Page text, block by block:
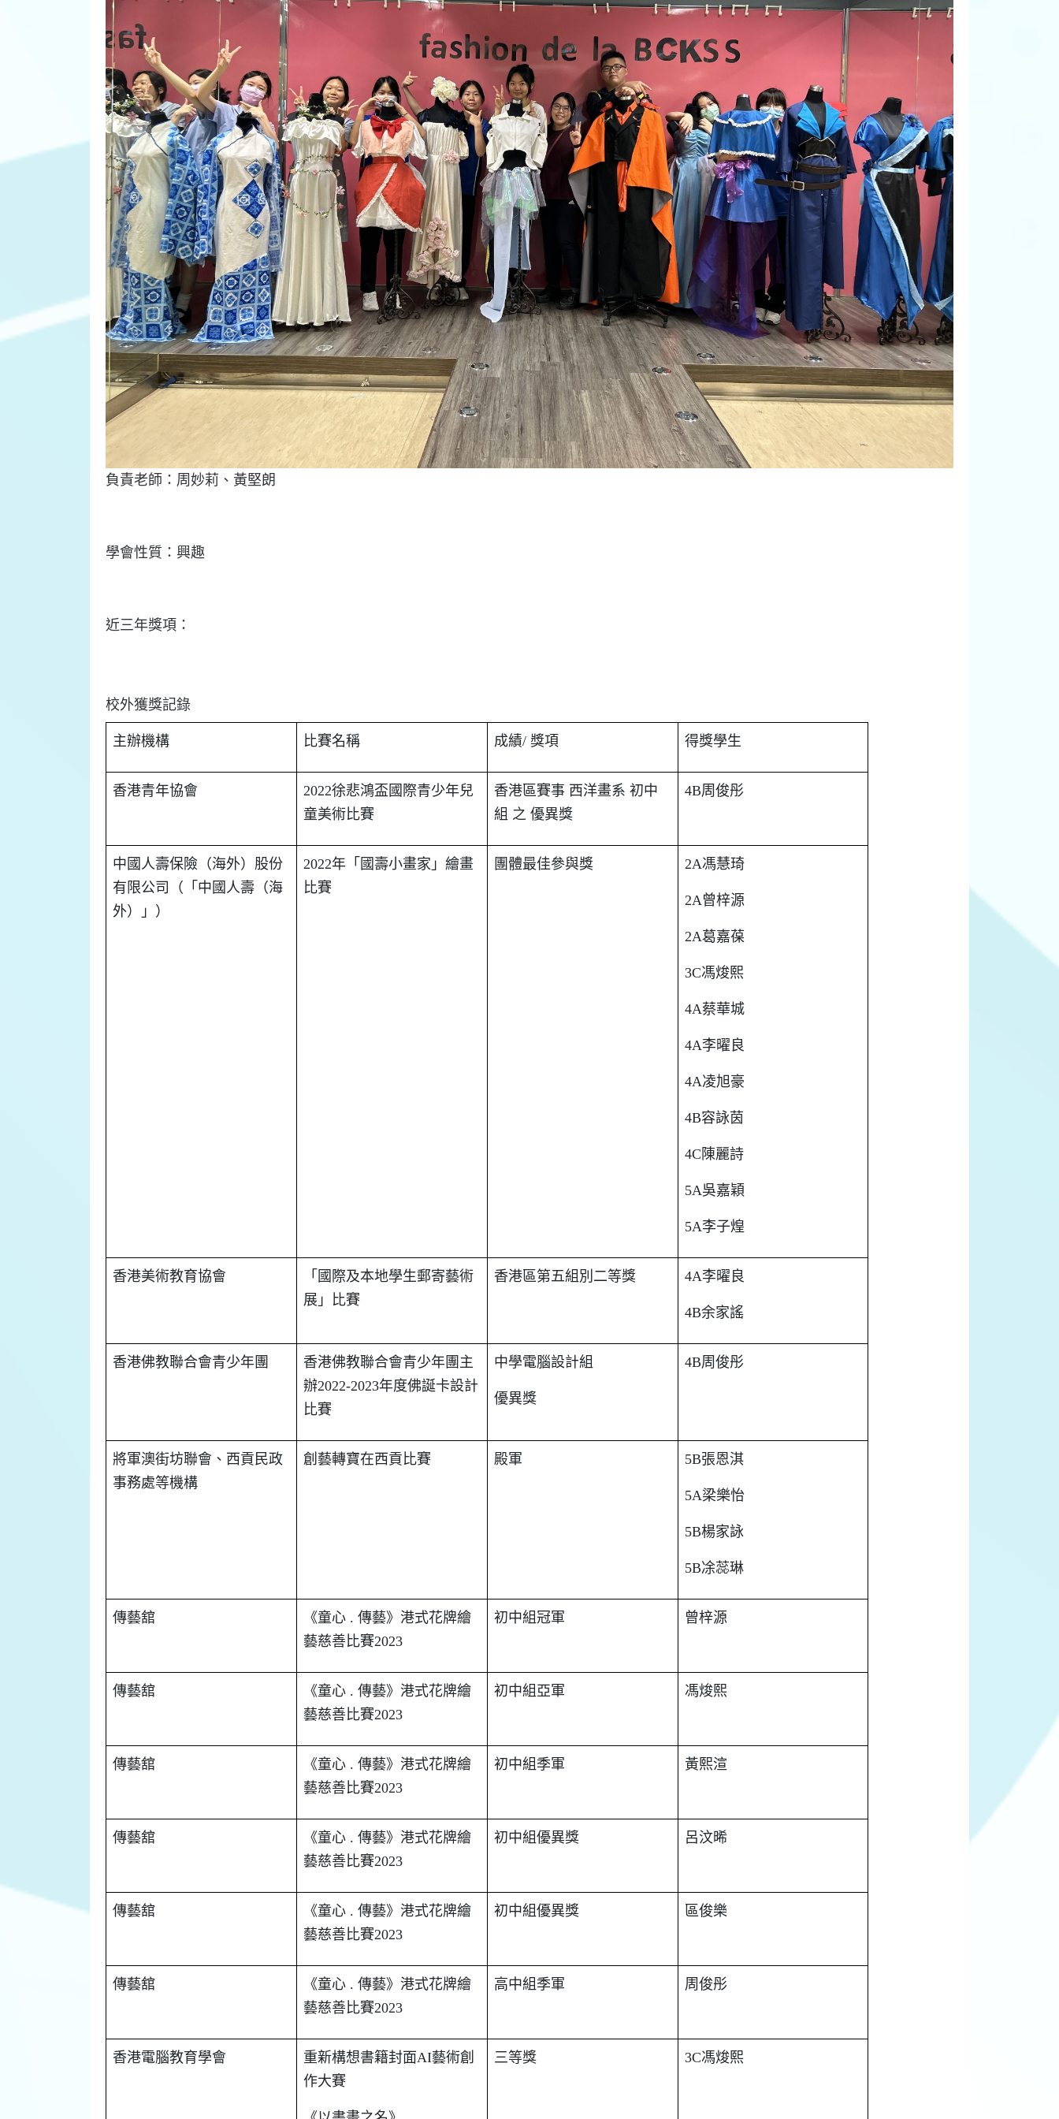
負責老師： 周妙莉、黃堅朗
學會性質： 興趣
近三年獎項：
校外獲獎記錄
主辦機構 比賽名稱 成績/ 獎項 得獎學生
香港青年協會 2022徐悲鴻盃國際青少年兒
童美術比賽
香港區賽事 西洋畫系 初中
組 之 優異獎
4B周俊彤
中國人壽保險（海外）股份
有限公司（「中國人壽（海
外）」）
2022年「國壽小畫家」繪畫
比賽
團體最佳參與獎 2A馮慧琦
2A曾梓源
2A葛嘉葆
3C馮焌熙
4A蔡華城
4A李曜良
4A凌旭豪
4B容詠茵
4C 陳麗詩
5A吳嘉穎
5A李子煌
香港美術教育協會
「國際及本地學生郵寄藝術
展」比賽
香港區第五組別二等獎 4A李曜良
4B余家謠
香港佛教聯合會青少年團
香港佛教聯合會青少年團主
辦2022-2023年度佛誕卡設計
比賽
中學電腦設計組
優異獎
4B周俊彤
將軍澳街坊聯會、西貢民政
事務處等機構
創藝轉寶在西貢比賽 殿軍 5B張恩淇
5A梁樂怡
5B楊家詠
5B凃蕊琳
傳藝舘 《童心 . 傳藝》港式花牌繪
藝慈善比賽2023
初中組冠軍 曾梓源
傳藝舘 《童心 . 傳藝》港式花牌繪
藝慈善比賽2023
初中組亞軍 馮焌熙
傳藝舘 《童心 . 傳藝》港式花牌繪
藝慈善比賽2023
初中組季軍 黃熙渲
傳藝舘 《童心 . 傳藝》港式花牌繪
藝慈善比賽2023
初中組優異獎 呂汶晞
傳藝舘 《童心 . 傳藝》港式花牌繪
藝慈善比賽2023
初中組優異獎 區俊樂
傳藝舘 《童心 . 傳藝》港式花牌繪
藝慈善比賽2023
高中組季軍 周俊彤
香港電腦教育學會 重新構想書籍封面AI藝術創
作大賽
三等獎 3C馮焌熙